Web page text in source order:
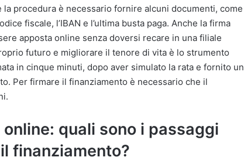
procedura è necessario fornire alcuni documenti, come
fiscale, l’IBAN e l’ultima busta paga. Anche la firma
apposta online senza doversi recare in una filiale
futuro e migliorare il tenore di vita è lo strumento
in cinque minuti, dopo aver simulato la rata e fornito un
Per firmare il finanziamento è necessario che il
quali sono i passaggi
finanziamento?